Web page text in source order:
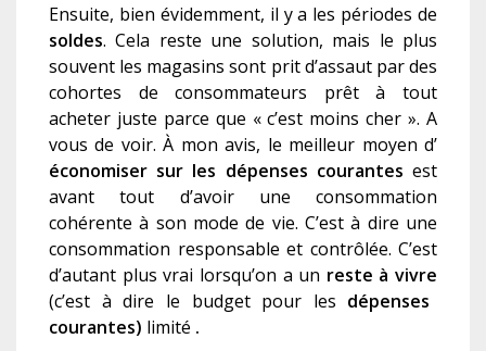
Ensuite, bien évidemment, il y a les périodes de
soldes. Cela reste une solution, mais le plus
souvent les magasins sont prit d’assaut par des
cohortes de consommateurs prêt à tout
acheter juste parce que « c’est moins cher ». A
vous de voir. À mon avis, le meilleur moyen d’
économiser sur les dépenses courantes est
avant tout d’avoir une consommation
cohérente à son mode de vie. C’est à dire une
consommation responsable et contrôlée. C’est
d’autant plus vrai lorsqu’on a un reste à vivre
(c’est à dire le budget pour les dépenses
courantes) limité .